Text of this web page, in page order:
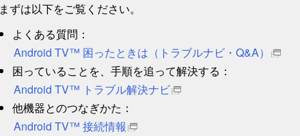
まずは以下をご覧ください。
よくある質問：
Android TV™ 困ったときは（トラブルナビ・Q&A）
困っていることを、手順を追って解決する：
Android TV™ トラブル解決ナビ
他機器とのつなぎかた：
Android TV™ 接続情報